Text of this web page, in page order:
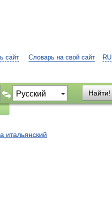
RU
сайт Словарь на свой сайт
Найти!
итальянский